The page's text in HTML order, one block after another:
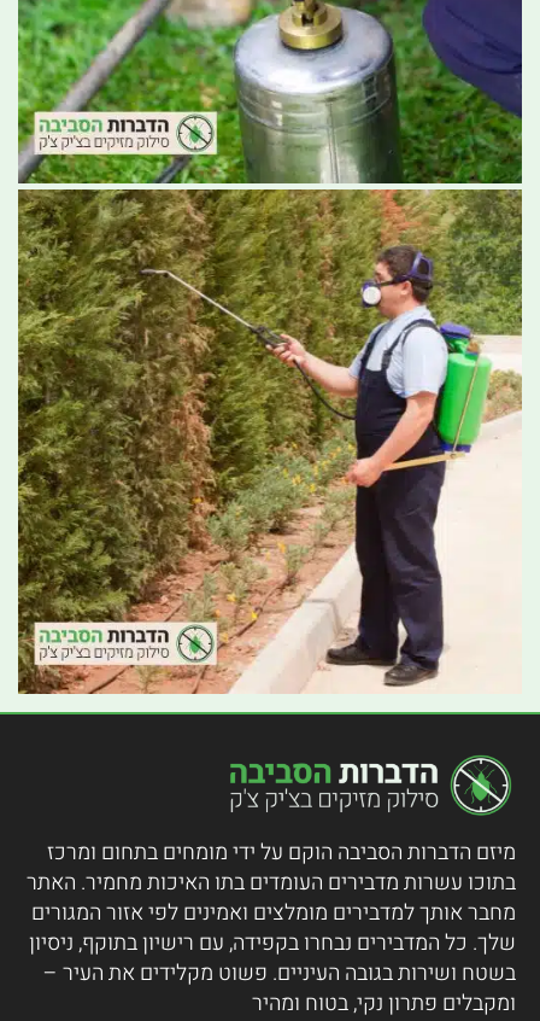
מיזם הדברות הסביבה הוקם על ידי מומחים בתחום ומרכז
בתוכו עשרות מדבירים העומדים בתו האיכות מחמיר. האתר
מחבר אותך למדבירים מומלצים ואמינים לפי אזור המגורים
שלך. כל המדבירים נבחרו בקפידה, עם רישיון בתוקף, ניסיון
בשטח ושירות בגובה העיניים. פשוט מקלידים את העיר –
ומקבלים פתרון נקי, בטוח ומהיר